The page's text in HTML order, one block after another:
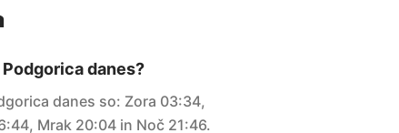
danes?
danes so: Zora 03:34,
Mrak 20:04 in Noč 21:46.